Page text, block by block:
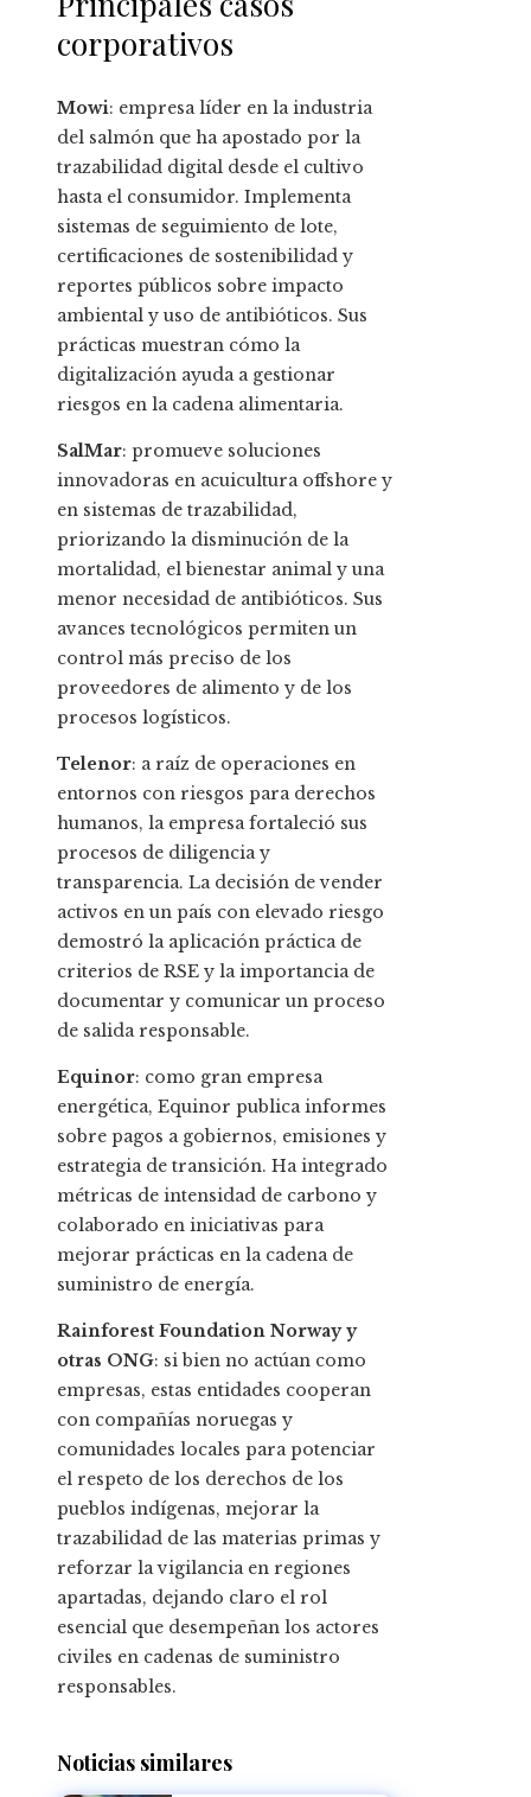
corporativos
Mowi: empresa líder en la industria
del salmón que ha apostado por la
trazabilidad digital desde el cultivo
hasta el consumidor. Implementa
sistemas de seguimiento de lote,
certificaciones de sostenibilidad y
reportes públicos sobre impacto
ambiental y uso de antibióticos. Sus
prácticas muestran cómo la
digitalización ayuda a gestionar
riesgos en la cadena alimentaria.
SalMar: promueve soluciones
innovadoras en acuicultura offshore y
en sistemas de trazabilidad,
priorizando la disminución de la
mortalidad, el bienestar animal y una
menor necesidad de antibióticos. Sus
avances tecnológicos permiten un
control más preciso de los
proveedores de alimento y de los
procesos logísticos.
Telenor: a raíz de operaciones en
entornos con riesgos para derechos
humanos, la empresa fortaleció sus
procesos de diligencia y
transparencia. La decisión de vender
activos en un país con elevado riesgo
demostró la aplicación práctica de
criterios de RSE y la importancia de
documentar y comunicar un proceso
de salida responsable.
Equinor: como gran empresa
energética, Equinor publica informes
sobre pagos a gobiernos, emisiones y
estrategia de transición. Ha integrado
métricas de intensidad de carbono y
colaborado en iniciativas para
mejorar prácticas en la cadena de
suministro de energía.
Rainforest Foundation Norway y
otras ONG: si bien no actúan como
empresas, estas entidades cooperan
con compañías noruegas y
comunidades locales para potenciar
el respeto de los derechos de los
pueblos indígenas, mejorar la
trazabilidad de las materias primas y
reforzar la vigilancia en regiones
apartadas, dejando claro el rol
esencial que desempeñan los actores
civiles en cadenas de suministro
responsables.
Noticias similares